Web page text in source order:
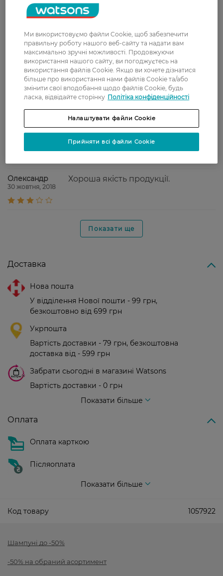
Женя
Очень достойный бальзам,волосы
применения
Тетяна
24 липня, 2021
Прекрасно ухаживает за
осветленными волосами,
увлажняет, питает, придает блеск
Оксана
Кондиціонер робить волосся
гладким і полегшує розчісування
Хороший кондиционер. Питает
Олександр
30 жовтня, 2018
Хороша якість продукції.
Показати ще
Доставка
Нова пошта
У відділення Нової пошти - 99 грн,
безкоштовно від 699 грн
Укрпошта
Вартість доставки - 79 грн, безкоштовна
доставка від - 599 грн
Забрати сьогодні в магазині Watsons
Вартість доставки - 0 грн
Показати більше
Оплата
Оплата карткою
Післяоплата
Показати більше
Код товару 1057922
Шампуні до -50%
-50% на обраний асортимент
Ми використовуємо файли Cookie, щоб забезпечити
правильну роботу нашого веб-сайту та надати вам
максимально зручні можливості. Продовжуючи
використання нашого сайту, ви погоджуєтесь на
використання файлів Cookie. Якщо ви хочете дізнатися
більше про використання нами файлів Cookie та/або
змінити свої вподобання щодо файлів Cookie, будь
ласка, відвідайте сторінку Політіка конфіденційності
Налаштувати файли Cookie
Прийняти всі файли Cookie